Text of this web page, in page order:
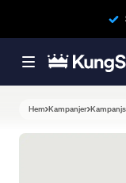
Hem Kampanjer